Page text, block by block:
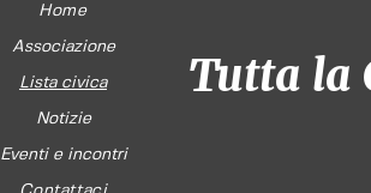
Home
Associazione
Lista civica
Notizie
Eventi e incontri
Tutta la